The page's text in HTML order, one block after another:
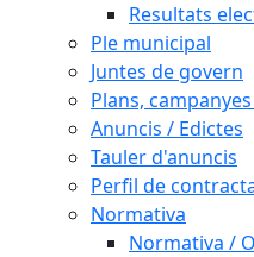
Resultats
Ple municipal
Juntes de govern
Plans,
Anuncis / Edictes
Tauler d'anuncis
Perfil de
Normativa
Normativa /